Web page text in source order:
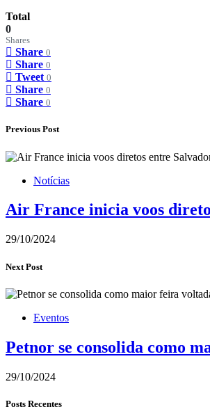
Total
0
Shares
Share 0
Share 0
Tweet 0
Share 0
Share 0
Previous Post
Notícias
Air France inicia voos
29/10/2024
Next Post
Eventos
Petnor se consolida como
29/10/2024
Posts Recentes